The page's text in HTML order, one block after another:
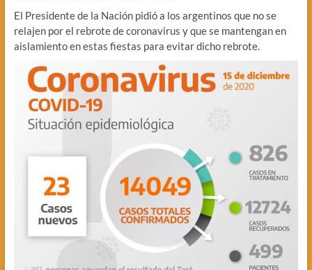
El Presidente de la Nación pidió a los argentinos que no se
relajen por el rebrote de coronavirus y que se mantengan en
aislamiento en estas fiestas para evitar dicho rebrote.